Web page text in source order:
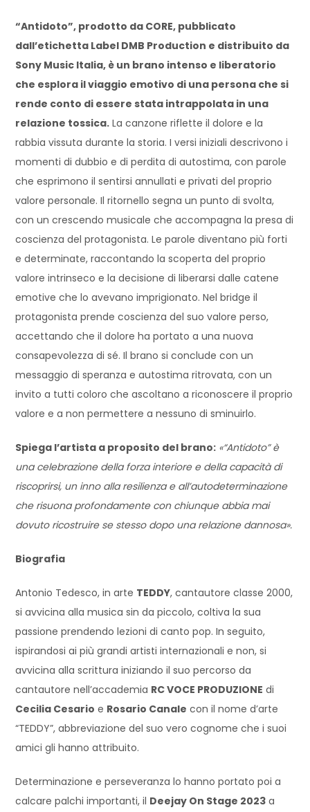
“Antidoto”, prodotto da CORE, pubblicato
dall’etichetta Label DMB Production e distribuito da
Sony Music Italia, è un brano intenso e liberatorio
che esplora il viaggio emotivo di una persona che si
rende conto di essere stata intrappolata in una
relazione tossica. La canzone riflette il dolore e la
rabbia vissuta durante la storia. I versi iniziali descrivono i
momenti di dubbio e di perdita di autostima, con parole
che esprimono il sentirsi annullati e privati del proprio
valore personale. Il ritornello segna un punto di svolta,
con un crescendo musicale che accompagna la presa di
coscienza del protagonista. Le parole diventano più forti
e determinate, raccontando la scoperta del proprio
valore intrinseco e la decisione di liberarsi dalle catene
emotive che lo avevano imprigionato. Nel bridge il
protagonista prende coscienza del suo valore perso,
accettando che il dolore ha portato a una nuova
consapevolezza di sé. Il brano si conclude con un
messaggio di speranza e autostima ritrovata, con un
invito a tutti coloro che ascoltano a riconoscere il proprio
valore e a non permettere a nessuno di sminuirlo.
Spiega l’artista a proposito del brano: «“Antidoto” è
una celebrazione della forza interiore e della capacità di
riscoprirsi, un inno alla resilienza e all’autodeterminazione
che risuona profondamente con chiunque abbia mai
dovuto ricostruire se stesso dopo una relazione dannosa».
Biografia
Antonio Tedesco, in arte TEDDY, cantautore classe 2000,
si avvicina alla musica sin da piccolo, coltiva la sua
passione prendendo lezioni di canto pop. In seguito,
ispirandosi ai più grandi artisti internazionali e non, si
avvicina alla scrittura iniziando il suo percorso da
cantautore nell’accademia RC VOCE PRODUZIONE di
Cecilia Cesario e Rosario Canale con il nome d’arte
“TEDDY”, abbreviazione del suo vero cognome che i suoi
amici gli hanno attribuito.
Determinazione e perseveranza lo hanno portato poi a
calcare palchi importanti, il Deejay On Stage 2023 a